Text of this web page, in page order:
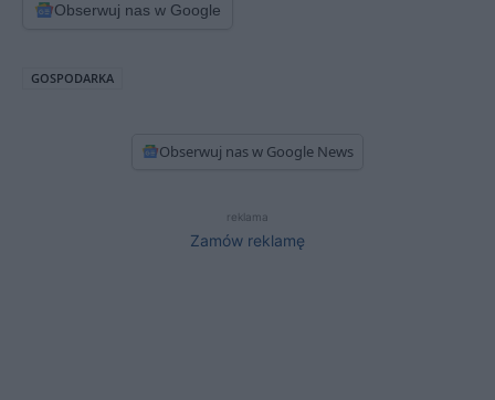
Obserwuj nas w Google
GOSPODARKA
Obserwuj nas w Google News
reklama
Zamów reklamę